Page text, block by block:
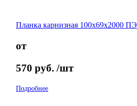
Планка карнизная 100х69х2000 ПЭ
от
570 руб. /шт
Подробнее